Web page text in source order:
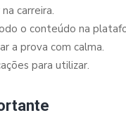
carreira.
o conteúdo na
a prova com calma.
para utilizar.